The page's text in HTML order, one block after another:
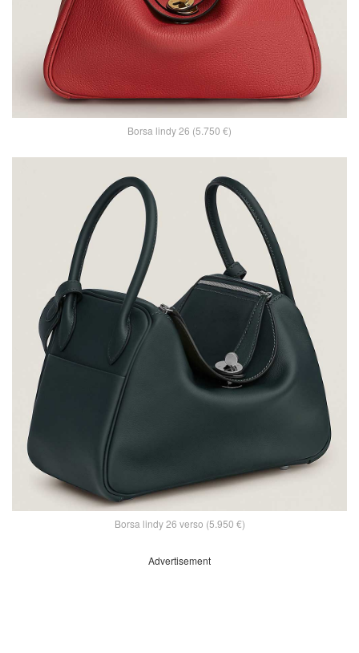
Borsa lindy 26 (5.750 €)
Borsa lindy 26 verso (5.950 €)
Advertisement